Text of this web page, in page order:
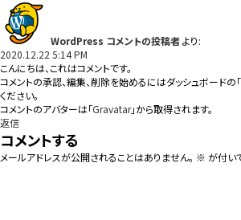
WordPress コメントの投稿者より:
2020.12.22 5:14 PM
こんにちは、これはコメントです。
コメントの承認、編集、削除を始めるにはダッシュボードの
ください。
コメントのアバターは「Gravatar」から取得されます。
返信
コメントする
メールアドレスが公開されることはありません。 ※ が付い